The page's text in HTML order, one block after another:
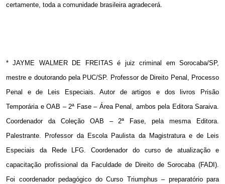
certamente, toda a comunidade brasileira agradecerá.
* JAYME WALMER DE FREITAS é juiz criminal em Sorocaba/SP,
mestre e doutorando pela PUC/SP. Professor de Direito Penal, Processo
Penal e de Leis Especiais. Autor de artigos e dos livros Prisão
Temporária e OAB – 2ª Fase – Área Penal, ambos pela Editora Saraiva.
Coordenador da Coleção OAB – 2ª Fase, pela mesma Editora.
Palestrante. Professor da Escola Paulista da Magistratura e de Leis
Especiais da Rede LFG. Coordenador do curso de atualização e
capacitação profissional da Faculdade de Direito de Sorocaba (FADI).
Foi coordenador pedagógico do Curso Triumphus – preparatório para